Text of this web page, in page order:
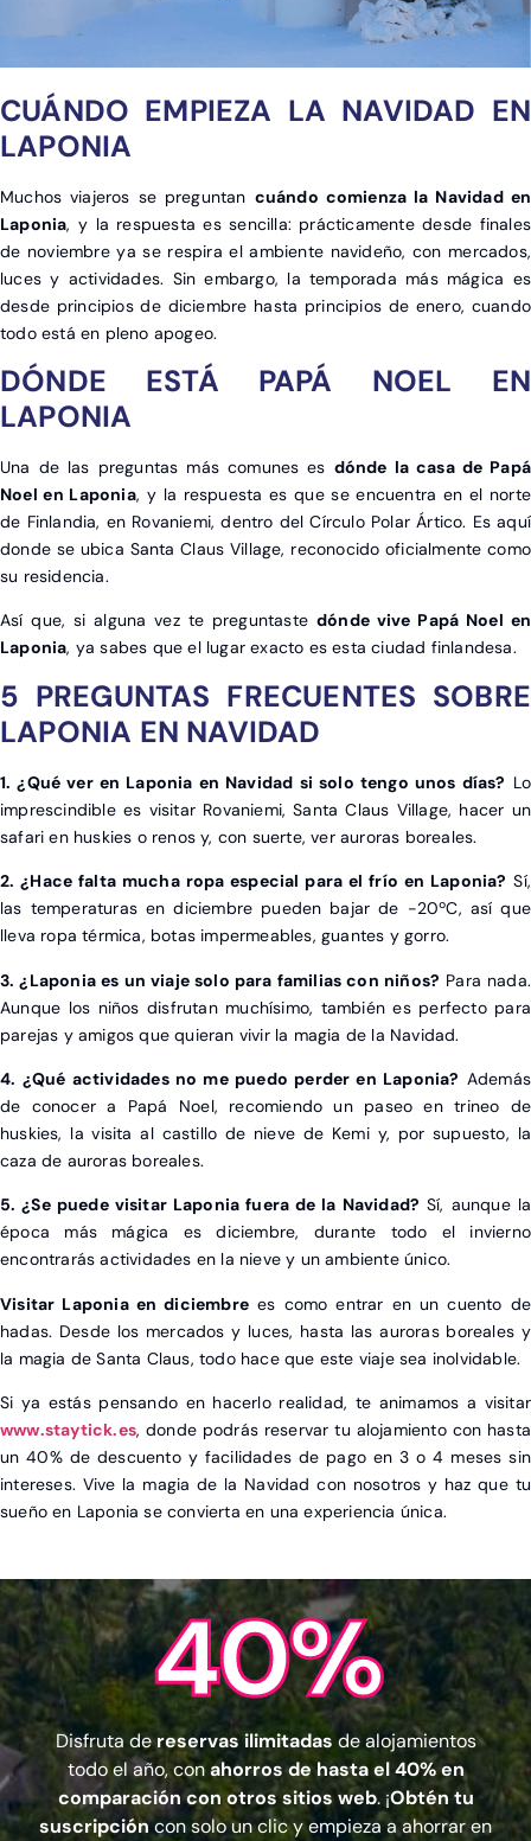
CUÁNDO EMPIEZA LA NAVIDAD EN
LAPONIA
Muchos viajeros se preguntan cuándo comienza la Navidad en
Laponia, y la respuesta es sencilla: prácticamente desde finales
de noviembre ya se respira el ambiente navideño, con mercados,
luces y actividades. Sin embargo, la temporada más mágica es
desde principios de diciembre hasta principios de enero, cuando
todo está en pleno apogeo.
DÓNDE ESTÁ PAPÁ NOEL EN
LAPONIA
Una de las preguntas más comunes es dónde la casa de Papá
Noel en Laponia, y la respuesta es que se encuentra en el norte
de Finlandia, en Rovaniemi, dentro del Círculo Polar Ártico. Es aquí
donde se ubica Santa Claus Village, reconocido oficialmente como
su residencia.
Así que, si alguna vez te preguntaste dónde vive Papá Noel en
Laponia, ya sabes que el lugar exacto es esta ciudad finlandesa.
5 PREGUNTAS FRECUENTES SOBRE
LAPONIA EN NAVIDAD
1. ¿Qué ver en Laponia en Navidad si solo tengo unos días? Lo
imprescindible es visitar Rovaniemi, Santa Claus Village, hacer un
safari en huskies o renos y, con suerte, ver auroras boreales.
2. ¿Hace falta mucha ropa especial para el frío en Laponia? Sí,
las temperaturas en diciembre pueden bajar de -20ºC, así que
lleva ropa térmica, botas impermeables, guantes y gorro.
3. ¿Laponia es un viaje solo para familias con niños? Para nada.
Aunque los niños disfrutan muchísimo, también es perfecto para
parejas y amigos que quieran vivir la magia de la Navidad.
4. ¿Qué actividades no me puedo perder en Laponia? Además
de conocer a Papá Noel, recomiendo un paseo en trineo de
huskies, la visita al castillo de nieve de Kemi y, por supuesto, la
caza de auroras boreales.
5. ¿Se puede visitar Laponia fuera de la Navidad? Sí, aunque la
época más mágica es diciembre, durante todo el invierno
encontrarás actividades en la nieve y un ambiente único.
Visitar Laponia en diciembre es como entrar en un cuento de
hadas. Desde los mercados y luces, hasta las auroras boreales y
la magia de Santa Claus, todo hace que este viaje sea inolvidable.
Si ya estás pensando en hacerlo realidad, te animamos a visitar
www.staytick.es, donde podrás reservar tu alojamiento con hasta
un 40% de descuento y facilidades de pago en 3 o 4 meses sin
intereses. Vive la magia de la Navidad con nosotros y haz que tu
sueño en Laponia se convierta en una experiencia única.
40%
Disfruta dereservas ilimitadas de alojamientos
todo el año, conahorros de hasta el 40% en
comparación con otros sitios web. ¡Obtén tu
suscripcióncon solo un clic y empieza a ahorrar en